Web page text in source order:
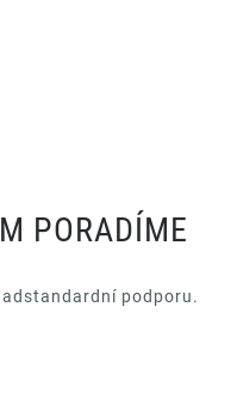
PORADÍME
podporu.